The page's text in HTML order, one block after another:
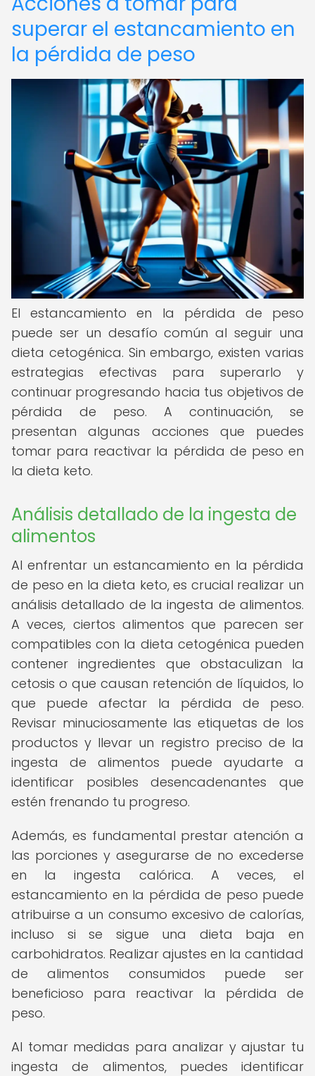
superar el estancamiento en
la pérdida de peso
El estancamiento en la pérdida de peso
puede ser un desafío común al seguir una
dieta cetogénica. Sin embargo, existen varias
estrategias efectivas para superarlo y
continuar progresando hacia tus objetivos de
pérdida de peso. A continuación, se
presentan algunas acciones que puedes
tomar para reactivar la pérdida de peso en
la dieta keto.
Análisis detallado de la ingesta de
alimentos
Al enfrentar un estancamiento en la pérdida
de peso en la dieta keto, es crucial realizar un
análisis detallado de la ingesta de alimentos.
A veces, ciertos alimentos que parecen ser
compatibles con la dieta cetogénica pueden
contener ingredientes que obstaculizan la
cetosis o que causan retención de líquidos, lo
que puede afectar la pérdida de peso.
Revisar minuciosamente las etiquetas de los
productos y llevar un registro preciso de la
ingesta de alimentos puede ayudarte a
identificar posibles desencadenantes que
estén frenando tu progreso.
Además, es fundamental prestar atención a
las porciones y asegurarse de no excederse
en la ingesta calórica. A veces, el
estancamiento en la pérdida de peso puede
atribuirse a un consumo excesivo de calorías,
incluso si se sigue una dieta baja en
carbohidratos. Realizar ajustes en la cantidad
de alimentos consumidos puede ser
beneficioso para reactivar la pérdida de
peso.
Al tomar medidas para analizar y ajustar tu
ingesta de alimentos, puedes identificar